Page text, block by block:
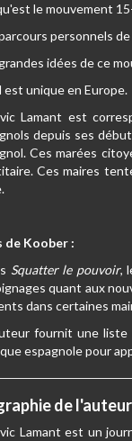
le mouvement
personnels
idées de ce
est unique en Europe.
Lamant est
depuis ses
Ces marées
Ces maires
de Koober :
Squatter le pouvoir,
quant aux
dans certaines
fournit une
espagnole pour
de l'auteur
Lamant est un